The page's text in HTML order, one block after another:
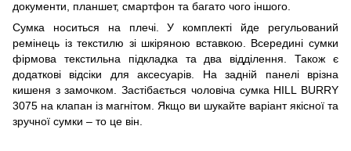
документи, планшет, смартфон та багато чого іншого.
Сумка носиться на плечі. У комплекті йде регульований
ремінець із текстилю зі шкіряною вставкою. Всередині сумки
фірмова текстильна підкладка та два відділення. Також є
додаткові відсіки для аксесуарів. На задній панелі врізна
кишеня з замочком. Застібається чоловіча сумка HILL BURRY
3075 на клапан із магнітом. Якщо ви шукайте варіант якісної та
зручної сумки – то це він.